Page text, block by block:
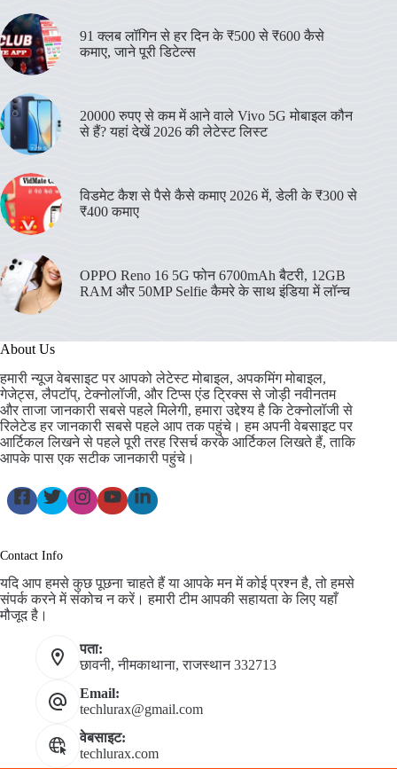
91 क्लब लॉगिन से हर दिन के ₹500 से ₹600 कैसे
कमाए, जाने पूरी डिटेल्स
20000 रुपए से कम में आने वाले Vivo 5G मोबाइल कौन
से हैं? यहां देखें 2026 की लेटेस्ट लिस्ट
विडमेट कैश से पैसे कैसे कमाए 2026 में, डेली के ₹300 से
₹400 कमाए
OPPO Reno 16 5G फोन 6700mAh बैटरी, 12GB
RAM और 50MP Selfie कैमरे के साथ इंडिया में लॉन्च
About Us
हमारी न्यूज वेबसाइट पर आपको लेटेस्ट मोबाइल, अपकमिंग मोबाइल,
गेजेट्स, लैपटॉप्, टेक्नोलॉजी, और टिप्स एंड ट्रिक्स से जोड़ी नवीनतम
और ताजा जानकारी सबसे पहले मिलेगी, हमारा उद्देश्य है कि टेक्नोलॉजी से
रिलेटेड हर जानकारी सबसे पहले आप तक पहुंचे। हम अपनी वेबसाइट पर
आर्टिकल लिखने से पहले पूरी तरह रिसर्च करके आर्टिकल लिखते हैं, ताकि
आपके पास एक सटीक जानकारी पहुंचे।
Contact Info
यदि आप हमसे कुछ पूछना चाहते हैं या आपके मन में कोई प्रश्न है, तो हमसे
संपर्क करने में संकोच न करें। हमारी टीम आपकी सहायता के लिए यहाँ
मौजूद है।
पता:
छावनी, नीमकाथाना, राजस्थान 332713
Email:
techlurax@gmail.com
वेबसाइट:
techlurax.com